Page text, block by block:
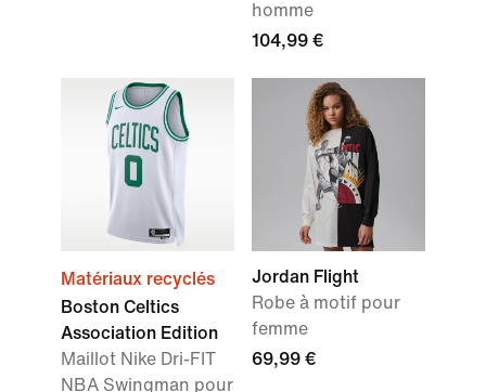
homme
104,99 €
Matériaux recyclés
Boston Celtics
Association Edition
Maillot Nike Dri-FIT
NBA Swingman pour
Jordan Flight
Robe à motif pour
femme
69,99 €